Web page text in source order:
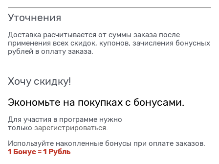
Уточнения
Доставка расчитывается от суммы заказа после
применения всех скидок, купонов, зачисления бонусных
рублей в оплату заказа.
Хочу скидку!
Экономьте на покупках с бонусами.
Для участия в программе нужно
только зарегистрироваться
Используйте накопленные бонусы при оплате заказов.
1 Бонус = 1 Рубль